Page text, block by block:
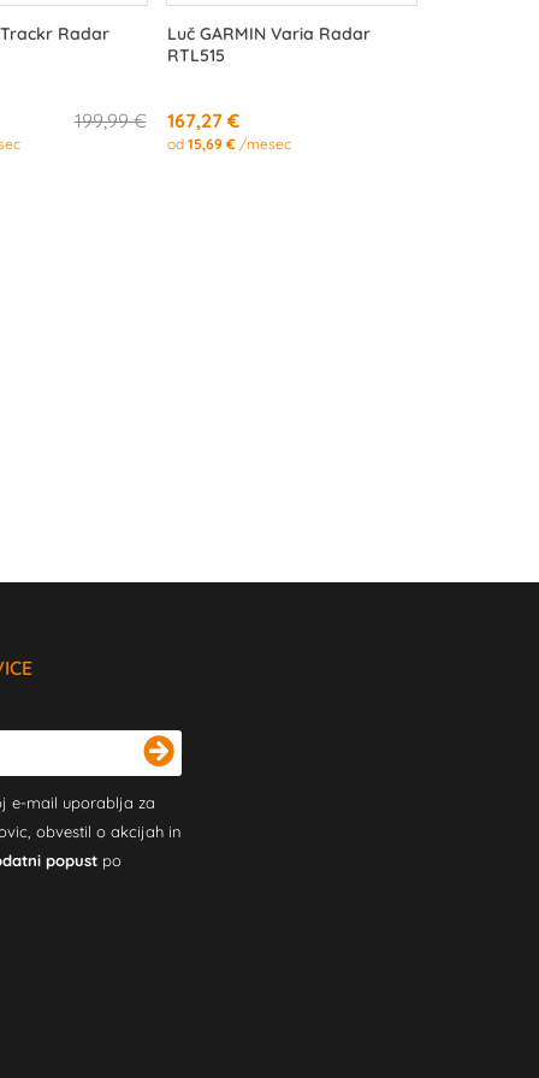
Radar
199,99 €
Luč GARMIN Varia Radar
RTL515
167,27 €
od15,69 € /mesec
e-mail uporablja za
obvestil o akcijah in
popust po